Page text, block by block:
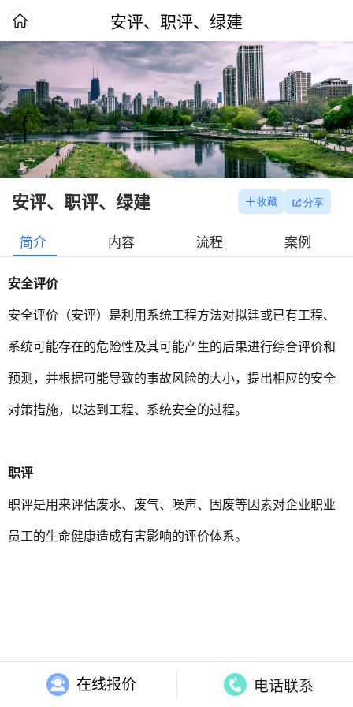
安评、职评、绿建
安评、职评、绿建
简介 内容 流程 案例
安全评价
安全评价（安评）是利用系统工程方法对拟建或已有工程、
系统可能存在的危险性及其可能产生的后果进行综合评价和
预测，并根据可能导致的事故风险的大小，提出相应的安全
对策措施，以达到工程、系统安全的过程。
职评
职评是用来评估废水、废气、噪声、固废等因素对企业职业
员工的生命健康造成有害影响的评价体系。
染，为人们提供健康、适用、高效的使用空间，最大限度地
实现人与自然和谐共生的高质量建筑。
在线报价 电话联系